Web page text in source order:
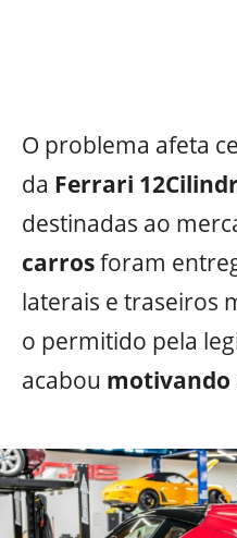
O problema afeta
da Ferrari
destinadas ao
carrosforam
laterais e traseiros
o permitido pela
acabou motivando